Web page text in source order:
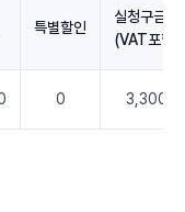
특별할인
실청구금액
(VAT포함)
0 3,300